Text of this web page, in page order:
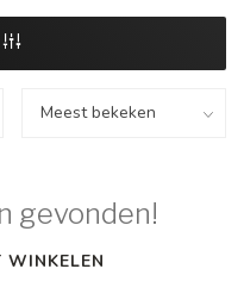
gevonden!
WINKELEN